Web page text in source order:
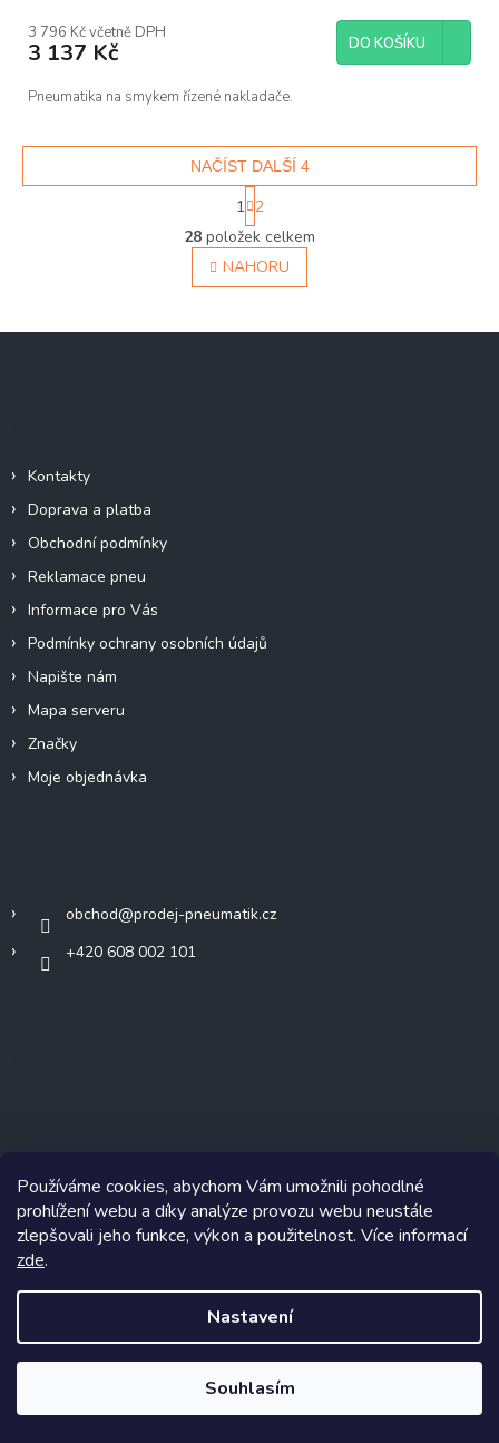
Používáme cookies, abychom Vám umožnili pohodlné
prohlížení webu a díky analýze provozu webu neustále
zlepšovali jeho funkce, výkon a použitelnost. Více informací
zde.
Nastavení
Souhlasím
3 796 Kč včetně DPH
3 137 Kč DO KOŠÍKU
Pneumatika na smykem řízené nakladače.
O
v
l
á
a
NAČÍST DALŠÍ 4
t
r
á
n
k
1 2
28 položek celkem
NAHORU
Kontakty
Doprava a platba
Obchodní podmínky
Reklamace pneu
Informace pro Vás
Podmínky ochrany osobních údajů
Napište nám
Mapa serveru
Značky
Moje objednávka
obchod@prodej-pneumatik.cz
+420 608 002 101
Nákupní košík
Odebírat newsletter
Vložte svůj e-mail a my vám budeme zasílat
informace o nových produktech na našem
e-shopu.